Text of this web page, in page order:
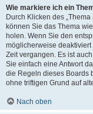
Wie markiere ich ein
Durch Klicken des
können Sie das Thema
holen. Wenn Sie den
möglicherweise
Zeit vergangen. Es ist
Sie einfach eine Antwort
die Regeln dieses Boards
ohne triftigen Grund auf
Nach oben